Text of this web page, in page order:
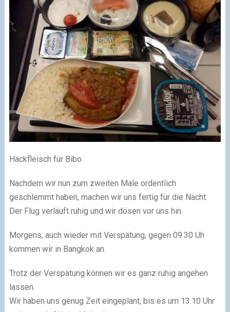
Hackfleisch für Bibo
Nachdem wir nun zum zweiten Male ordentlich
geschlemmt haben, machen wir uns fertig für die Nacht.
Der Flug verläuft ruhig und wir dösen vor uns hin.
Morgens, auch wieder mit Verspätung, gegen 09.30 Uh
kommen wir in Bangkok an.
Trotz der Verspätung können wir es ganz ruhig angehen
lassen.
Wir haben uns genug Zeit eingeplant, bis es um 13.10 Uhr